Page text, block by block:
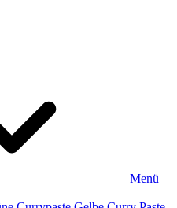
Menü